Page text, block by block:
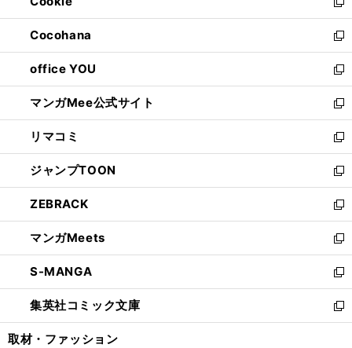
開
く
ウ
で
開
く
ィ
ン
ド
ウ
で
開
く
新
し
い
ウ
ィ
ン
ド
ウ
で
開
く
Cocohana
新
し
い
ウ
ィ
ン
ド
ウ
で
開
く
office YOU
新
し
い
ウ
ィ
ン
ド
ウ
で
開
く
マンガMee公式サイト
新
し
い
ウ
ィ
ン
ド
ウ
で
開
く
リマコミ
新
し
い
ウ
ィ
ン
ド
ウ
で
開
く
ジャンプTOON
新
し
い
ウ
ィ
ン
ド
ウ
で
開
ZEBRACK
新
し
い
ウ
ィ
ン
ド
ウ
マンガMeets
新
し
い
ウ
ィ
ン
S-MANGA
新
し
い
ウ
集英社コミック文庫
新
し
取材・ファッション